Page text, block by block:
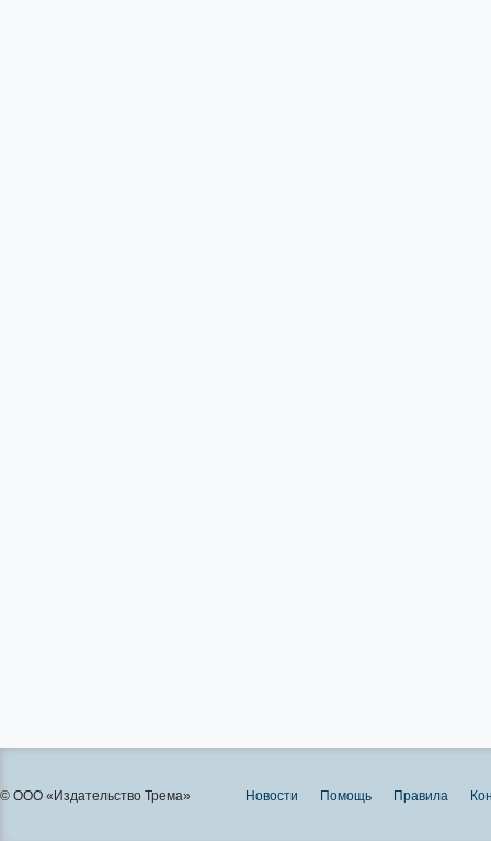
© ООО «Издательство Трема» Новости Помощь Правила